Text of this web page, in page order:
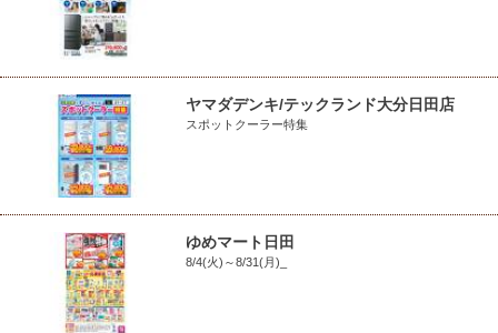
ヤマダデンキ/テックランド大分日田店
スポットクーラー特集
ゆめマート日田
8/4(火)～8/31(月)_